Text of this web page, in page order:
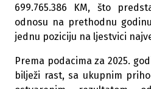
699.765.386 KM, što
odnosu na prethodnu
jednu poziciju na ljestvici
Prema podacima za 2025.
bilježi rast, sa ukupnim